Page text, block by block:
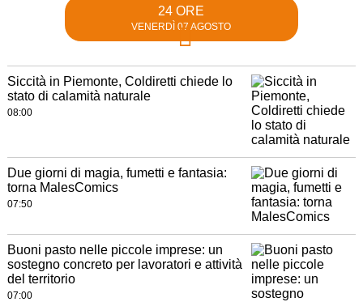
24 ORE
VENERDÌ 07 AGOSTO
Siccità in Piemonte, Coldiretti chiede lo
stato di calamità naturale
08:00
Due giorni di magia, fumetti e fantasia:
torna MalesComics
07:50
Buoni pasto nelle piccole imprese: un
sostegno concreto per lavoratori e attività
del territorio
07:00